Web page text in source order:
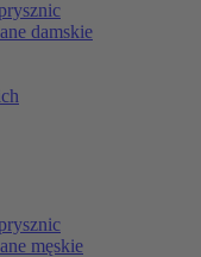
damskie
męskie